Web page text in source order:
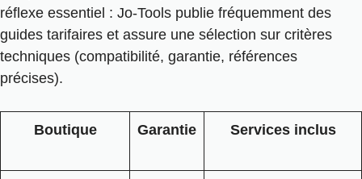
réflexe essentiel : Jo-Tools publie fréquemment des
guides tarifaires et assure une sélection sur critères
techniques (compatibilité, garantie, références
précises).
Boutique Garantie Services inclus